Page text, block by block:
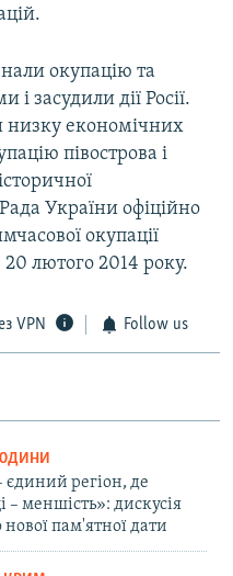
окупацію та
засудили дії Росії.
низку економічних
півострова і
України офіційно
окупації
лютого 2014 року.
VPN Follow us
регіон, де
– меншість»: дискусія
пам'ятної дати